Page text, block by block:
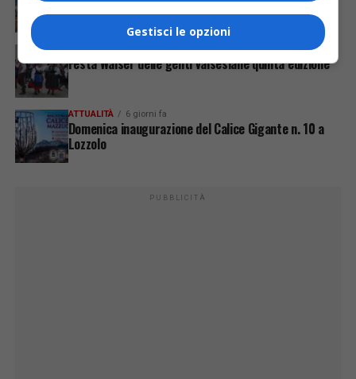
ATTUALITÀ 3 giorni fa
Festa Walser delle genti valsesiane quinta edizione
ATTUALITÀ 6 giorni fa
Domenica inaugurazione del Calice Gigante n. 10 a
Lozzolo
PUBBLICITÀ
Gestisci le opzioni